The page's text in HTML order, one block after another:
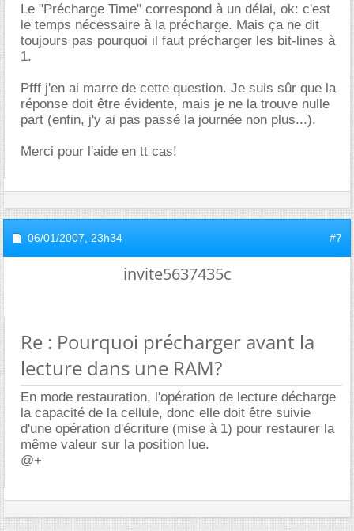
Le "Précharge Time" correspond à un délai, ok: c'est
le temps nécessaire à la précharge. Mais ça ne dit
toujours pas pourquoi il faut précharger les bit-lines à
1.
Pfff j'en ai marre de cette question. Je suis sûr que la
réponse doit être évidente, mais je ne la trouve nulle
part (enfin, j'y ai pas passé la journée non plus...).
Merci pour l'aide en tt cas!
06/01/2007, 23h34 #7
invite5637435c
Re : Pourquoi précharger avant la
lecture dans une RAM?
En mode restauration, l'opération de lecture décharge
la capacité de la cellule, donc elle doit être suivie
d'une opération d'écriture (mise à 1) pour restaurer la
même valeur sur la position lue.
@+